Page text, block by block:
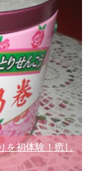
を初体験！癒し